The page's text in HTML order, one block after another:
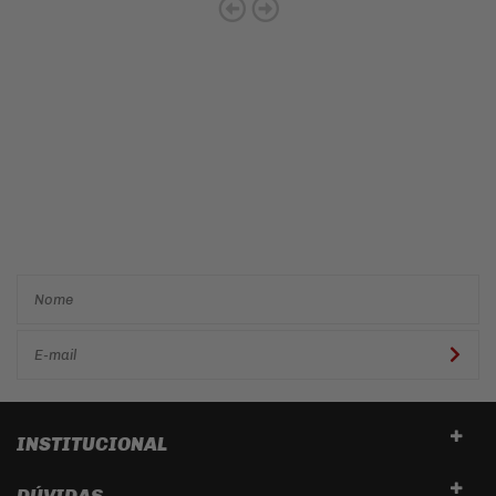
INSTITUCIONAL